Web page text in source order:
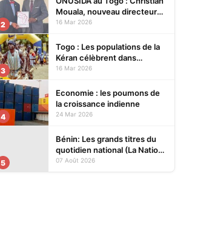
2
Mouala, nouveau directeur
pays
16 Mar 2026
3
Togo : Les populations de la
Kéran célèbrent dans
l’allégresse Tislim-Difoini,
16 Mar 2026
4
Economie : les poumons de
la croissance indienne
24 Mar 2026
5
Bénin: Les grands titres du
quotidien national (La Nation)
et des journaux privés en
07 Août 2026